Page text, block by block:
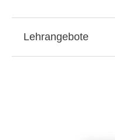
Lehrangebote